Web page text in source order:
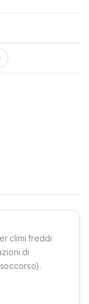
quantity
climi freddi
di